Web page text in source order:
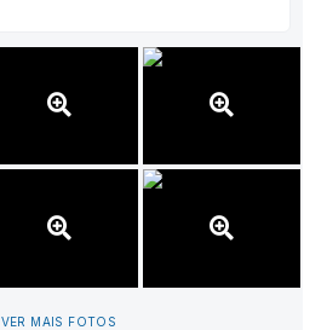
VER MAIS FOTOS